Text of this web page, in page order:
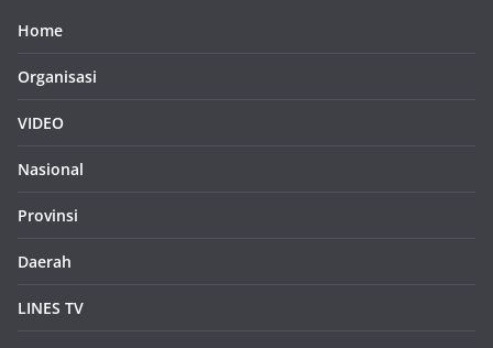
Home
Organisasi
VIDEO
Nasional
Provinsi
Daerah
LINES TV